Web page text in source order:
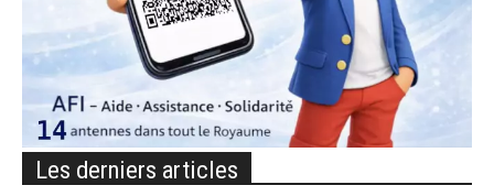
Les derniers articles